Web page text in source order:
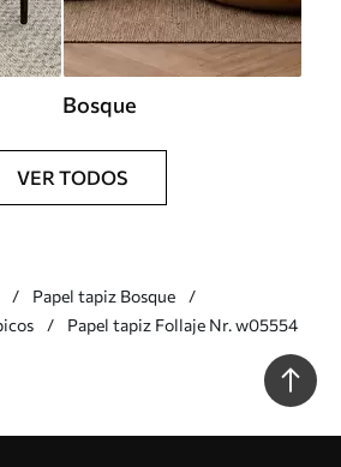
Bosque
VER TODOS
Papel tapiz Bosque
Papel tapiz Follaje Nr. w05554